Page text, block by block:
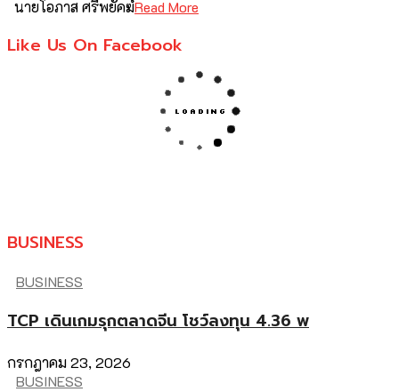
นายโอภาส ศรีพยัคฆ์Read More
Like Us On Facebook
BUSINESS
BUSINESS
TCP เดินเกมรุกตลาดจีน โชว์ลงทุน 4.36 พ
กรกฎาคม 23, 2026
BUSINESS